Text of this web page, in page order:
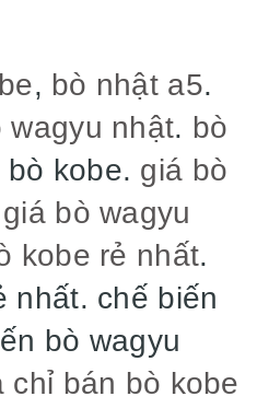
, bò nhật a5.
wagyu nhật. bò
bò kobe. giá bò
giá bò wagyu
kobe rẻ nhất.
nhất. chế biến
bò wagyu
chỉ bán bò kobe